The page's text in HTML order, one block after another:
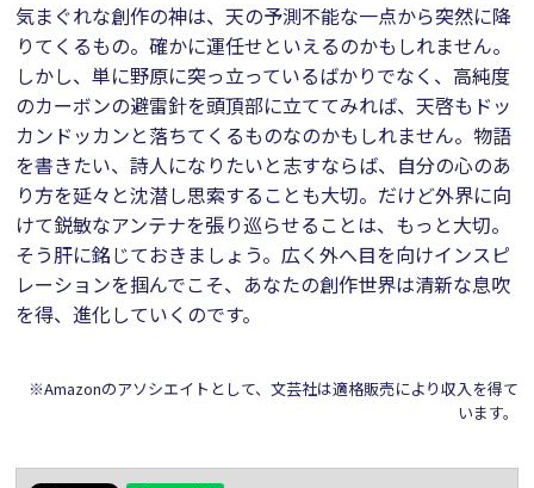
気まぐれな創作の神は、天の予測不能な一点から突然に降
りてくるもの。確かに運任せといえるのかもしれません。
しかし、単に野原に突っ立っているばかりでなく、高純度
のカーボンの避雷針を頭頂部に立ててみれば、天啓もドッ
カンドッカンと落ちてくるものなのかもしれません。物語
を書きたい、詩人になりたいと志すならば、自分の心のあ
り方を延々と沈潜し思索することも大切。だけど外界に向
けて鋭敏なアンテナを張り巡らせることは、もっと大切。
そう肝に銘じておきましょう。広く外へ目を向けインスピ
レーションを掴んでこそ、あなたの創作世界は清新な息吹
を得、進化していくのです。
※Amazonのアソシエイトとして、文芸社は適格販売により収入を得て
います。